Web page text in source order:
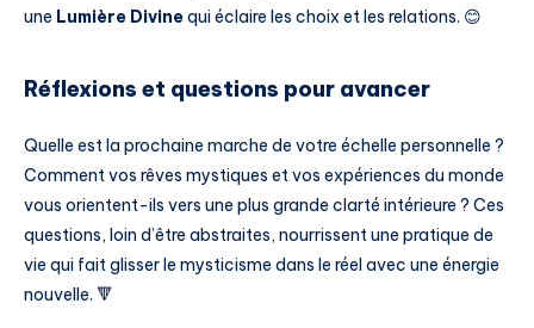
une Lumière Divinequi éclaire les choix et les relations. 😊
Réflexions et questions pour avancer
Quelle est la prochaine marche de votre échelle personnelle ?
Comment vos rêves mystiques et vos expériences du monde
vous orientent-ils vers une plus grande clarté intérieure ? Ces
questions, loin d’être abstraites, nourrissent une pratique de
vie qui fait glisser le mysticisme dans le réel avec une énergie
nouvelle. 🔻